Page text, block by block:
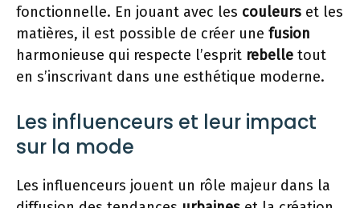
fonctionnelle. En jouant avec les couleurs et les
matières, il est possible de créer une fusion
harmonieuse qui respecte l’esprit rebelle tout
en s’inscrivant dans une esthétique moderne.
Les influenceurs et leur impact
sur la mode
Les influenceurs jouent un rôle majeur dans la